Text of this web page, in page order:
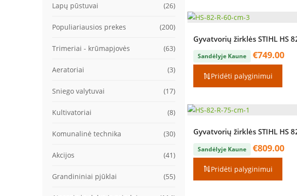
Lapų pūstuvai (26)
Populiariausios prekes (200)
Trimeriai - krūmapjovės (63)
Aeratoriai (3)
Sniego valytuvai (17)
Kultivatoriai (8)
Komunalinė technika (30)
Akcijos (41)
Grandininiai pjūklai (55)
Gyvatvorių žirklės STIHL HS
Sandėlyje Kaune €749.00
Pridėti palyginimui
Gyvatvorių žirklės STIHL HS
Sandėlyje Kaune €809.00
Pridėti palyginimui